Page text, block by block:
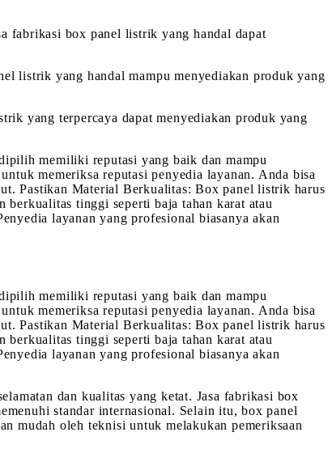
fabrikasi box panel listrik yang handal dapat
listrik yang handal mampu menyediakan produk yang
yang terpercaya dapat menyediakan produk yang
memiliki reputasi yang baik dan mampu
memeriksa reputasi penyedia layanan. Anda bisa
Pastikan Material Berkualitas: Box panel listrik harus
berkualitas tinggi seperti baja tahan karat atau
layanan yang profesional biasanya akan
memiliki reputasi yang baik dan mampu
memeriksa reputasi penyedia layanan. Anda bisa
Pastikan Material Berkualitas: Box panel listrik harus
berkualitas tinggi seperti baja tahan karat atau
layanan yang profesional biasanya akan
dan kualitas yang ketat. Jasa fabrikasi box
standar internasional. Selain itu, box panel
mudah oleh teknisi untuk melakukan pemeriksaan